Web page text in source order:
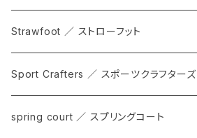
Strawfoot ／ ストローフット
Sport Crafters ／ スポーツクラフターズ
spring court ／ スプリングコート